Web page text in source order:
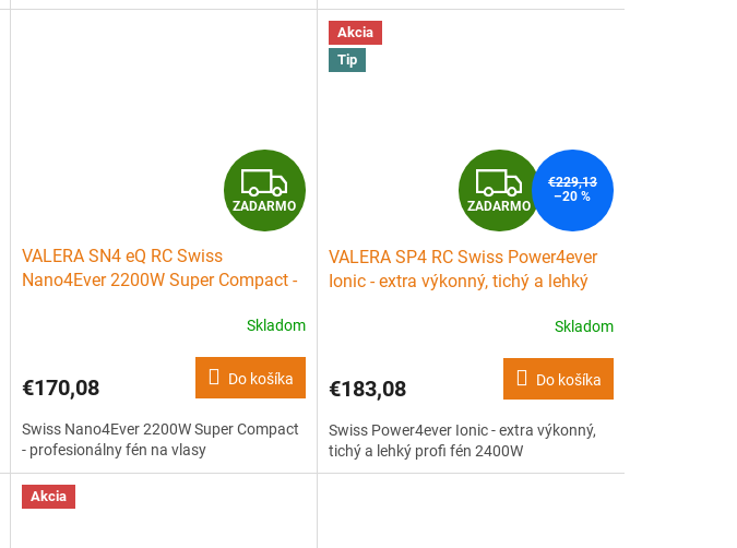
Z
A
D
A
R
M
ZADARMO
VALERA SN4 eQ RC Swiss
Nano4Ever 2200W Super Compact -
Skladom
€170,08 Do košíka
Swiss Nano4Ever 2200W Super Compact
- profesionálny fén na vlasy
Akcia
Tip
Z
A
D
R
M
O
ZADARMO
€229,13
–20 %
VALERA SP4 RC Swiss Power4ever
Ionic - extra výkonný, tichý a lehký
Skladom
€183,08 Do košíka
Swiss Power4ever Ionic - extra výkonný,
tichý a lehký profi fén 2400W
Akcia